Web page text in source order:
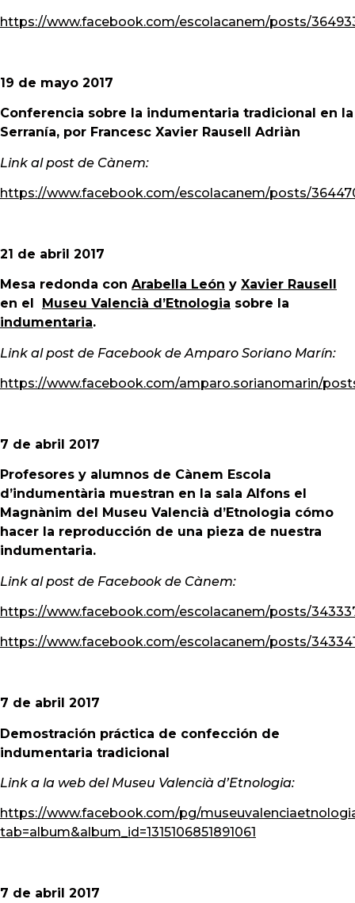
https://www.facebook.com/escolacanem/posts/
19 de mayo 2017
Conferencia sobre la indumentaria tradicional en la
Serranía, por Francesc Xavier Rausell Adriàn
Link al post de Cànem:
https://www.facebook.com/escolacanem/posts/
21 de abril 2017
Mesa redonda con Arabella León y Xavier Rausell
en el
Museu Valencià d’Etnologia sobre la
indumentaria.
Link al post de Facebook de Amparo Soriano Marín:
https://www.facebook.com/amparo.sorianomarin/
7 de abril 2017
Profesores y alumnos de Cànem Escola
d’indumentària muestran en la sala Alfons el
Magnànim del Museu Valencià d’Etnologia cómo
hacer la reproducción de una pieza de nuestra
indumentaria.
Link al post de Facebook de Cànem:
https://www.facebook.com/escolacanem/posts/
https://www.facebook.com/escolacanem/posts/
7 de abril 2017
Demostración práctica de confección de
indumentaria tradicional
Link a la web del Museu Valencià d’Etnologia:
https://www.facebook.com/pg/
tab=album&album_id=1315106851891061
7 de abril 2017